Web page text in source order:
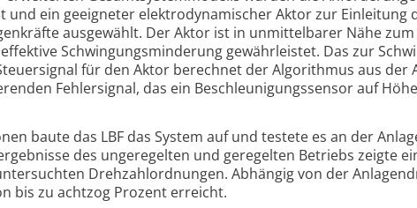
und ein geeigneter elektrodynamischer Aktor zur Einleitung
ausgewählt. Der Aktor ist in unmittelbarer Nähe zum
Schwingungs­minderung gewährleistet. Das zur
für den Aktor berechnet der Algorithmus aus der
Fehlersignal, das ein Beschleu­nigungs­sensor auf
baute das LBF das System auf und testete es an der
des ungere­gelten und geregelten Betriebs zeigte
Drehzahl­ordnungen. Abhängig von der
bis zu achtzog Prozent erreicht.